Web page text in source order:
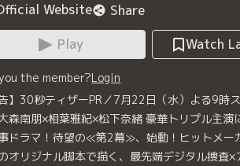
Website
Share
Play
Watch
the member?Login
】30秒ティザーPR／7月22日（水）よる9時
森南朋×相葉雅紀×松下奈緒 豪華トリプル主演
ドラマ！待望の≪第2幕≫、始動！ヒットメー
オリジナル脚本で描く、最先端デジタル捜査×